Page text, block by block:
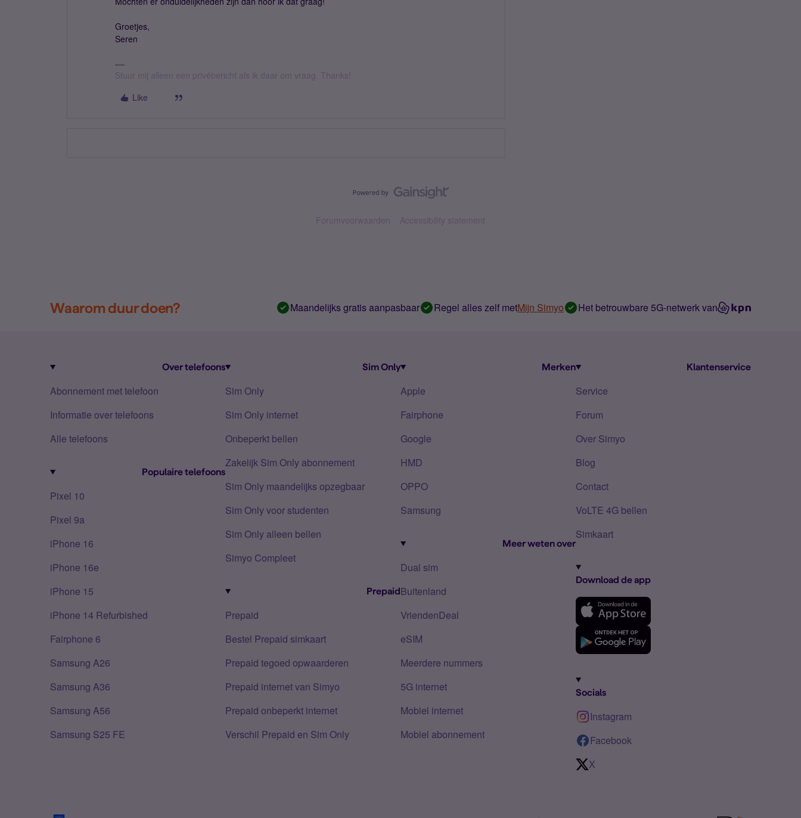
Groetjes,
Seren
Stuur mij alleen een privébericht als ik daar om vraag. Thanks!
Like
Forumvoorwaarden Accessibility statement
Waarom duur doen? Maandelijks gratis aanpasbaar Regel alles zelf metMijn Simyo Het betrouwbare 5G-netwerk van
Over telefoons
Abonnement met telefoon
Informatie over telefoons
Alle telefoons
Populaire telefoons
Pixel 10
Pixel 9a
iPhone 16
iPhone 16e
iPhone 15
iPhone 14 Refurbished
Fairphone 6
Samsung A26
Samsung A36
Samsung A56
Samsung S25 FE
Sim Only
Sim Only
Sim Only internet
Onbeperkt bellen
Zakelijk Sim Only abonnement
Sim Only maandelijks opzegbaar
Sim Only voor studenten
Sim Only alleen bellen
Simyo Compleet
Prepaid
Prepaid
Bestel Prepaid simkaart
Prepaid tegoed opwaarderen
Prepaid internet van Simyo
Prepaid onbeperkt internet
Verschil Prepaid en Sim Only
Merken
Apple
Fairphone
Google
HMD
OPPO
Samsung
Meer weten over
Dual sim
Buitenland
VriendenDeal
eSIM
Meerdere nummers
5G internet
Mobiel internet
Mobiel abonnement
Klantenservice
Service
Forum
Over Simyo
Blog
Contact
VoLTE 4G bellen
Simkaart
Download de app
Socials
Instagram
Facebook
X